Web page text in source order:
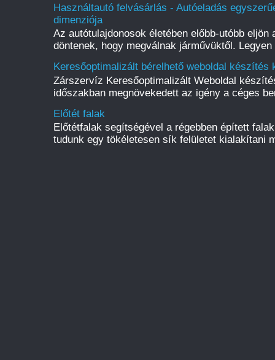
Használtautó felvásárlás - Autóeladás
dimenziója
Az autótulajdonosok életében előbb-utóbb eljön
döntenek, hogy megválnak járművüktől.
Keresőoptimalizált bérelhető weboldal
Zárszervíz Keresőoptimalizált Weboldal
időszakban megnövekedett az igény a céges
Előtét falak
Előtétfalak segítségével a régebben épített
tudunk egy tökéletesen sík felületet kialakítani